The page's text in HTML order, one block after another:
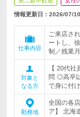
情報更新日：2026/07/10
仕事内容
ご来店さ
ートし、
制／残業
対象と
なる方
【 20代
問 ◎高卒
で身に付
勤務地
全国の各
ア】 北海